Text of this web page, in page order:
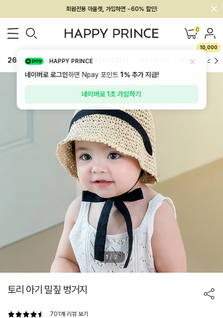
멤버십 최대 28,000원 혜택
0
10,000
26SS 신상 BEST BABY[6~12M] 하의/레깅스
1 / 2
토리 아기 밀짚 벙거지
701개 리뷰 보기
HAPPY PRINCE
네이버로 로그인하면 Npay 포인트1%추가 지급!
네이버로 1초 가입하기